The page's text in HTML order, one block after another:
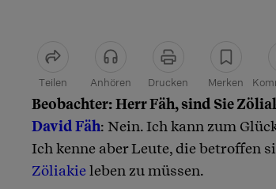
Teilen Anhören Drucken Merken
Artikel teilen
Beobachter: Herr Fäh, sind Sie
David Fäh: Nein. Ich kann zum
Ich kenne aber Leute, die betroffen
Zöliakieleben zu müssen.